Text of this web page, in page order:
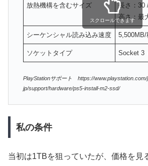
放熱機構を含むサイズ
長さ：30
高さ：最
シーケンシャル読み込み速度
ソケットタイプ Socket 3
スクロールできます
PlayStationサポート https://www.playstation.com/
jp/support/hardware/ps5-install-m2-ssd/
私の条件
当初は1TBを狙っていたが、価格を見